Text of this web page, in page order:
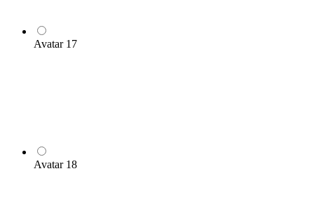
Avatar 17
Avatar 18